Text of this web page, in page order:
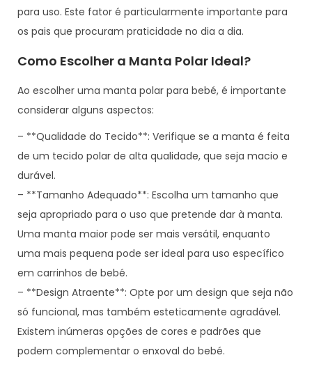
para uso. Este fator é particularmente importante para
os pais que procuram praticidade no dia a dia.
Como Escolher a Manta Polar Ideal?
Ao escolher uma manta polar para bebé, é importante
considerar alguns aspectos:
– **Qualidade do Tecido**: Verifique se a manta é feita
de um tecido polar de alta qualidade, que seja macio e
durável.
– **Tamanho Adequado**: Escolha um tamanho que
seja apropriado para o uso que pretende dar à manta.
Uma manta maior pode ser mais versátil, enquanto
uma mais pequena pode ser ideal para uso específico
em carrinhos de bebé.
– **Design Atraente**: Opte por um design que seja não
só funcional, mas também esteticamente agradável.
Existem inúmeras opções de cores e padrões que
podem complementar o enxoval do bebé.